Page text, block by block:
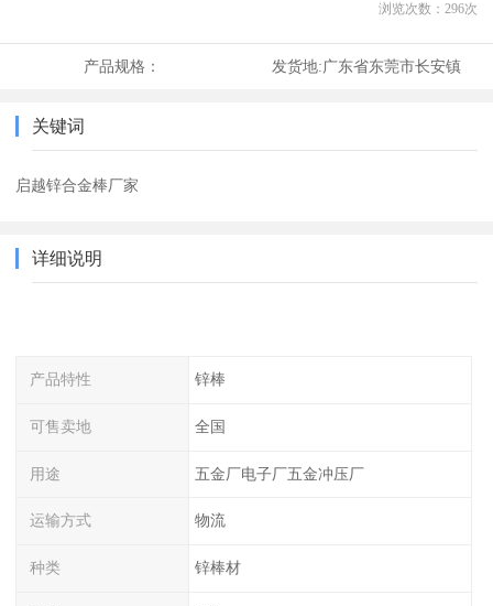
浏览次数： 296次
产品规格： 发货地:广东省东莞市长安镇
关键词
启越锌合金棒厂家
详细说明
产品特性 锌棒
可售卖地 全国
用途 五金厂电子厂五金冲压厂
运输方式 物流
种类 锌棒材